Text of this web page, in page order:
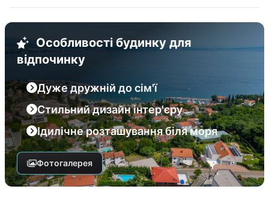
Особливості будинку для
відпочинку
Дуже дружній до сім'ї
Стильний дизайн інтер'єру
Ідилічне розташування біля моря
Фотогалерея